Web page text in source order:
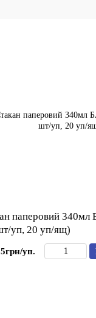
паперовий
уп, 20 уп/ящ)
уп.